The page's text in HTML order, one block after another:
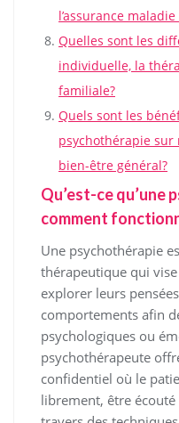
l’assurance
Quelles sont les
individuelle, la
familiale?
Quels sont les
psychothérapie sur
bien-être général?
Qu’est-ce qu’une
comment
Une psychothérapie
thérapeutique qui
explorer leurs
comportements afin
psychologiques ou
psychothérapeute
confidentiel où le
librement, être